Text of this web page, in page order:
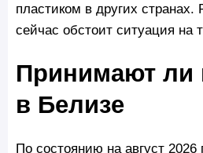
пластиком в других странах.
сейчас обстоит ситуация на
Принимают ли
в Белизе
По состоянию на август 2026